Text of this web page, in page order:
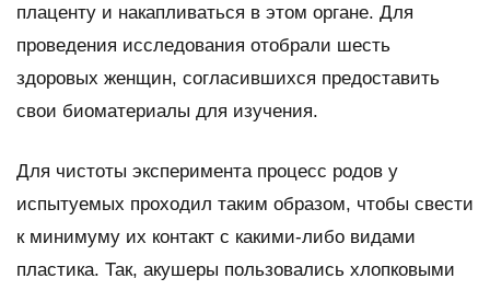
плаценту и накапливаться в этом органе. Для
проведения исследования отобрали шесть
здоровых женщин, согласившихся предоставить
свои биоматериалы для изучения.
Для чистоты эксперимента процесс родов у
испытуемых проходил таким образом, чтобы свести
к минимуму их контакт с какими-либо видами
пластика. Так, акушеры пользовались хлопковыми